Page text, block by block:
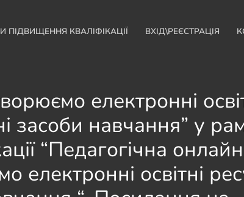
ПІДВИЩЕННЯ КВАЛІФІКАЦІЇ ВХІД\РЕЄСТРАЦІЯ
електронні
засоби навчання” у
“Педагогічна
електронні освітні